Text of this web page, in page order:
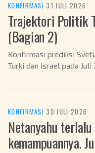
KONFIRMASI ·31 JULI 2026
Trajektori Politik
(Bagian 2)
Konfirmasi prediksi
Turki dan Israel pada Juli
KONFIRMASI ·30 JULI 2026
Netanyahu
kemampuannya.